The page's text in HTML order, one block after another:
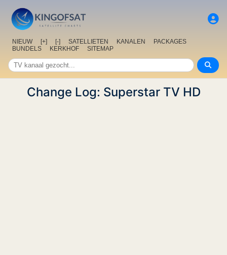
NIEUW [+] [-] SATELLIETEN KANALEN
PACKAGES
BUNDELS
KERKHOF SITEMAP
Change Log: Superstar TV HD